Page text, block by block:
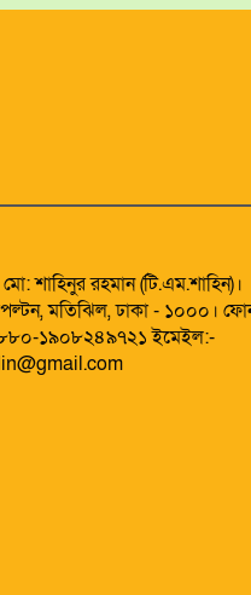
শাহিনুর রহমান (টি.এম.শাহিন)।
মতিঝিল, ঢাকা - ১০০০।
১৯০৮২৪৯৭২১ ইমেইল:-